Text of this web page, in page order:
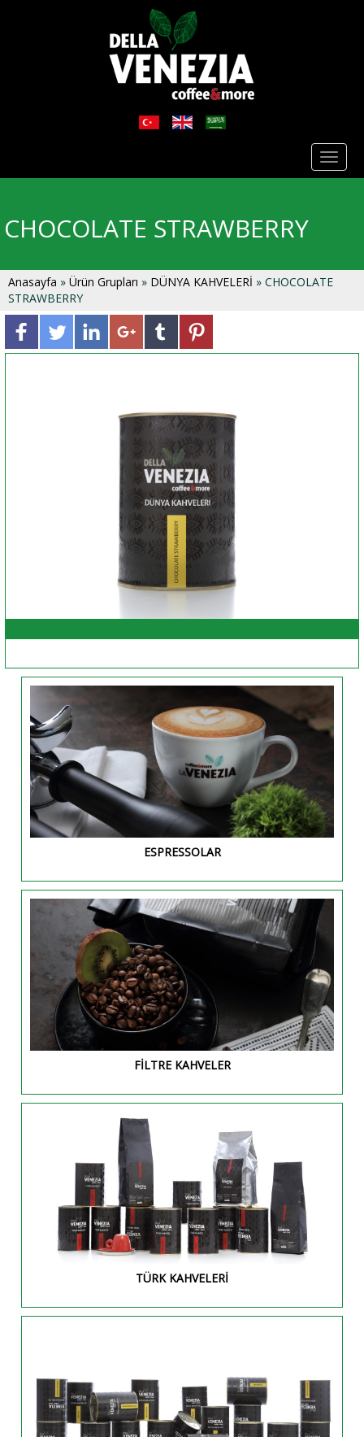
Toggle
CHOCOLATE STRAWBERRY
Anasayfa » Ürün Grupları » DÜNYA KAHVELERİ » CHOCOLATE
STRAWBERRY
ESPRESSOLAR
FİLTRE KAHVELER
TÜRK KAHVELERİ